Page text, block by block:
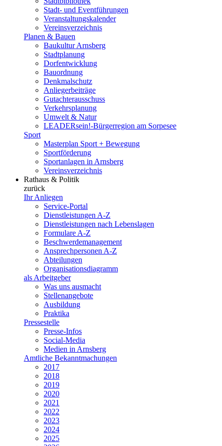
Stadt- und Eventführungen
Veranstaltungskalender
Vereinsverzeichnis
Planen & Bauen
Baukultur Arnsberg
Stadtplanung
Dorfentwicklung
Bauordnung
Denkmalschutz
Anliegerbeiträge
Gutachterausschuss
Verkehrsplanung
Umwelt & Natur
LEADERsein!-Bürgerregion am Sorpesee
Sport
Masterplan Sport + Bewegung
Sportförderung
Sportanlagen in Arnsberg
Vereinsverzeichnis
Rathaus & Politik
zurück
Ihr Anliegen
Service-Portal
Dienstleistungen A-Z
Dienstleistungen nach Lebenslagen
Formulare A-Z
Beschwerdemanagement
Ansprechpersonen A-Z
Abteilungen
Organisationsdiagramm
als Arbeitgeber
Was uns ausmacht
Stellenangebote
Ausbildung
Praktika
Pressestelle
Presse-Infos
Social-Media
Medien in Arnsberg
Amtliche Bekanntmachungen
2017
2018
2019
2020
2021
2022
2023
2024
2025